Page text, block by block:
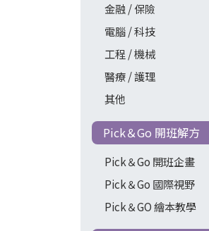
金融 / 保險
電腦 / 科技
工程 / 機械
醫療 / 護理
其他
Pick＆Go 開班解方
Pick＆Go 開班企畫
Pick＆Go 國際視野
Pick＆GO 繪本教學